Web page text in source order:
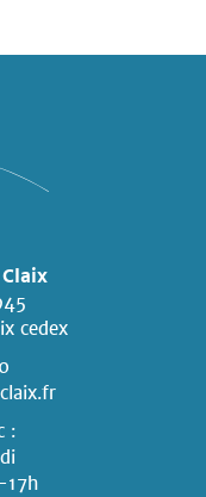
cedex
:
17h